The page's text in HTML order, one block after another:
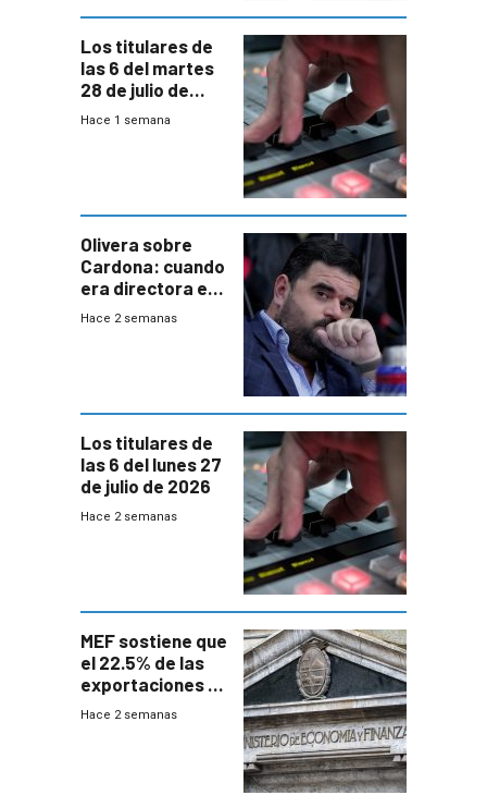
Los titulares de
las 6 del martes
28 de julio de
2026
Hace 1 semana
Olivera sobre
Cardona: cuando
era directora en
UTE “no era muy
Hace 2 semanas
Los titulares de
las 6 del lunes 27
de julio de 2026
Hace 2 semanas
MEF sostiene que
el 22.5% de las
exportaciones a
EE.UU se verán
Hace 2 semanas